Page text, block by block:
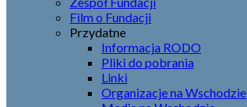
Film o Fundacji
Przydatne
Informacja RODO
Pliki do pobrania
Linki
Organizacje na Wschodzie